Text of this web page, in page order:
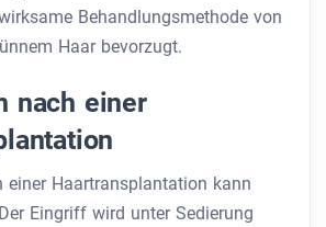
Behandlungsmethode von
Haar bevorzugt.
nach einer
einer Haartransplantation kann
Eingriff wird unter Sedierung